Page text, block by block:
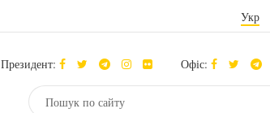
Укр
Президент: Офіс: